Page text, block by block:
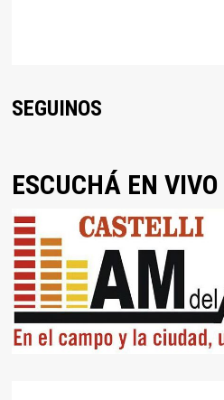
SEGUINOS
ESCUCHÁ EN VIVO